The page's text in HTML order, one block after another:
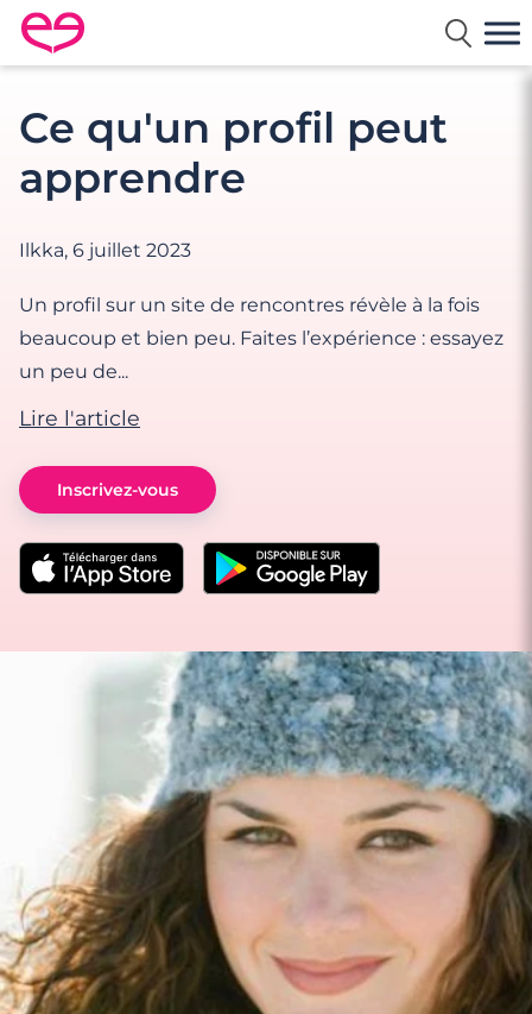
Rencontre en France avec Meetic
Ce qu'un profil peut
apprendre
Ilkka, 6 juillet 2023
Un profil sur un site de rencontres révèle à la fois
beaucoup et bien peu. Faites l’expérience : essayez
un peu de...
Lire l'article
Inscrivez-vous